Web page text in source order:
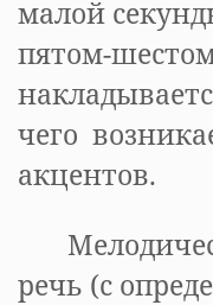
малой
пятом-
чего
акцентов.
речь (с